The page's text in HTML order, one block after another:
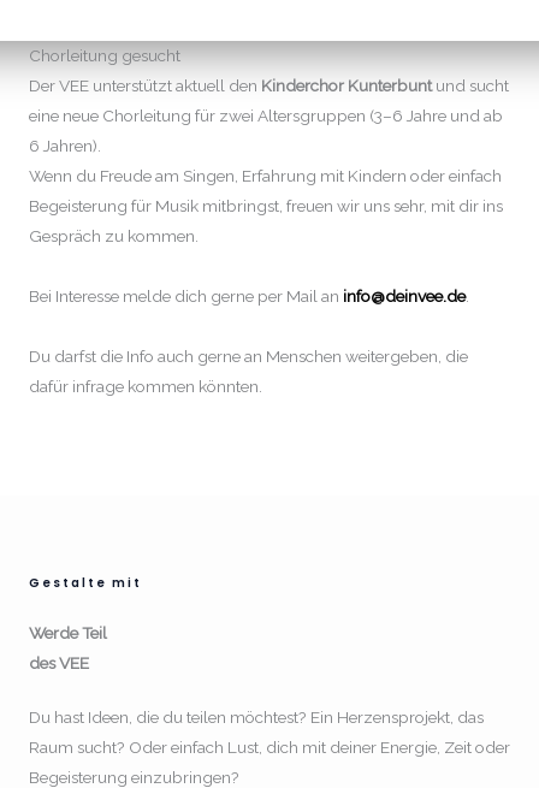
Chorleitung gesucht
Der VEE unterstützt aktuell den Kinderchor Kunterbuntund sucht
eine neue Chorleitung für zwei Altersgruppen (3–6 Jahre und ab
6 Jahren).
Wenn du Freude am Singen, Erfahrung mit Kindern oder einfach
Begeisterung für Musik mitbringst, freuen wir uns sehr, mit dir ins
Gespräch zu kommen.
Bei Interesse melde dich gerne per Mail an info@deinvee.de.
Du darfst die Info auch gerne an Menschen weitergeben, die
dafür infrage kommen könnten.
Gestalte mit
Werde Teil
des VEE
Du hast Ideen, die du teilen möchtest? Ein Herzensprojekt, das
Raum sucht? Oder einfach Lust, dich mit deiner Energie, Zeit oder
Begeisterung einzubringen?